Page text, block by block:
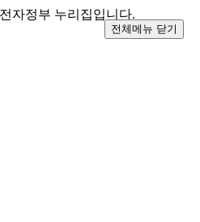
자정부 누리집입니다.
전체메뉴 닫기